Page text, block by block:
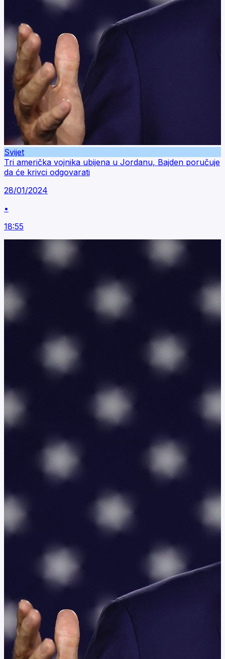
Svijet
Tri američka vojnika ubijena u Jordanu, Bajden poručuje
da će krivci odgovarati
28/01/2024
•
18:55